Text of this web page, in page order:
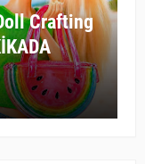
Crafting